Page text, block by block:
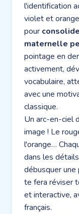
l'identification
violet et
pour
maternelle
pointage en
activement,
vocabulaire,
avec une
classique.
Un arc-en-ciel
image ! Le
l'orange…
dans les
débusquer une
te fera réviser
et interactive,
français.